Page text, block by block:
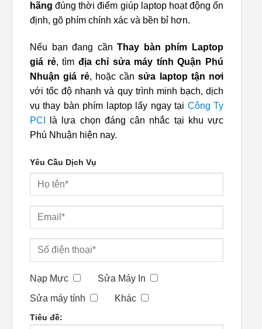
hãng đúng thời điểm giúp laptop hoạt động ổn
định, gõ phím chính xác và bền bỉ hơn.
Nếu bạn đang cầnThay bàn phím Laptop
giá rẻ, tìm địa chỉ sửa máy tính Quận Phú
Nhuận giá rẻ, hoặc cầnsửa laptop tận nơi
với tốc độ nhanh và quy trình minh bạch, dịch
vụ thay bàn phím laptop lấy ngay tại Công Ty
PCI
là lựa chọn đáng cân nhắc tại khu vực
Phú Nhuận hiện nay.
Yêu Cầu Dịch Vụ
Nạp Mực
Sửa Máy In
Sửa máy tính
Khác
Tiêu đề: